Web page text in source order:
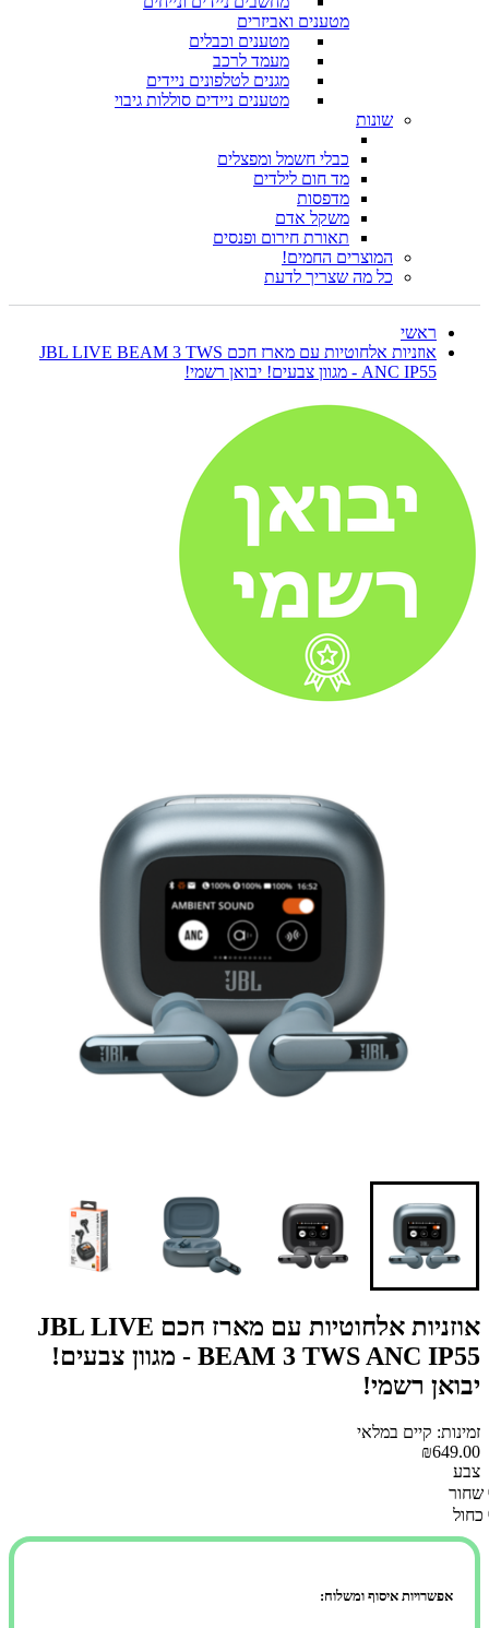
מטענים ואביזרים
מטענים וכבלים
מעמד לרכב
מגנים לטלפונים ניידים
מטענים ניידים סוללות גיבוי
שונות
כבלי חשמל ומפצלים
מד חום לילדים
מדפסות
משקל אדם
תאורת חירום ופנסים
המוצרים החמים!
כל מה שצריך לדעת
ראשי
אוזניות אלחוטיות עם מארז חכם JBL LIVE BEAM 3 TWS
ANC IP55 - מגוון צבעים! יבואן רשמי!
אוזניות אלחוטיות עם מארז חכם JBL LIVE
BEAM 3 TWS ANC IP55 - מגוון צבעים!
יבואן רשמי!
זמינות: קיים במלאי
₪649.00
צבע
שחור
כחול
אפשרויות איסוף ומשלוח: